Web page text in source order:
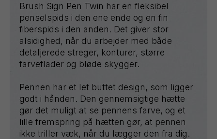
Brush Sign Pen Twin har en fleksibel
penselspids i den ene ende og en fin
fiberspids i den anden. Det giver stor
alsidighed, når du arbejder med både
detaljerede streger, konturer, større
farveflader og bløde skygger.
Pennen har et let buttet design, som ligger
godt i hånden. Den gennemsigtige hætte
gør det muligt at se pennens farve, og et
lille fremspring på hætten gør, at pennen
ikke triller væk, når du lægger den fra dig.